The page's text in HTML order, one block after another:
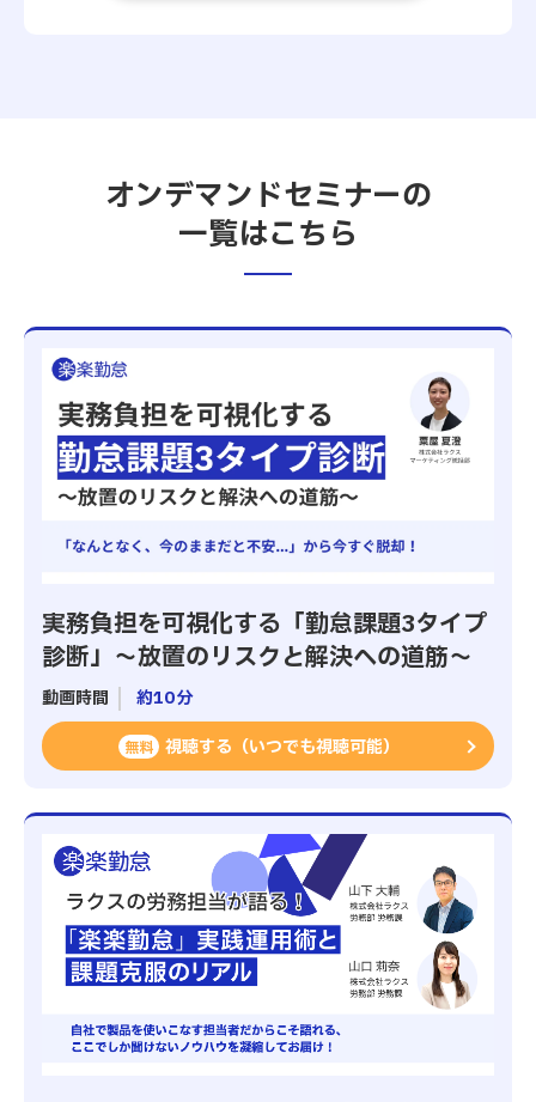
オンデマンドセミナーの
一覧はこちら
実務負担を可視化する「勤怠課題3タイプ
診断」～放置のリスクと解決への道筋～
動画時間 約10分
無料 視聴する（いつでも視聴可能）